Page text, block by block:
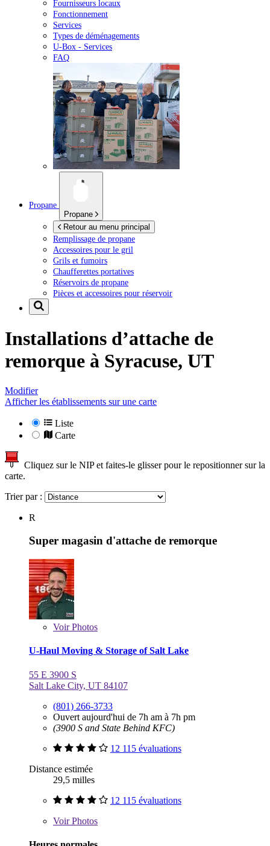
Fournisseurs locaux
Fonctionnement
Services
Types de déménagements
U-Box - Services
FAQ
Propane
Propane
Retour au menu principal
Remplissage de propane
Accessoires pour le gril
Grils et fumoirs
Chaufferettes portatives
Réservoirs de propane
Pièces et accessoires pour réservoir
Installations d’attache de
remorque à Syracuse, UT
Modifier
Afficher les établissements sur une carte
Liste
Carte
Cliquez sur le NIP et faites-le glisser pour le repositionner sur la
carte.
Trier par :
R
Super magasin d'attache de remorque
VoirPhotos
U-Haul Moving & Storage of Salt Lake
55 E 3900 S
Salt Lake City, UT 84107
(801) 266-3733
Ouvert aujourd'hui de 7h am à 7h pm
(3900 S and State Behind KFC)
12 115 évaluations
Distance estimée
29,5 milles
12 115 évaluations
VoirPhotos